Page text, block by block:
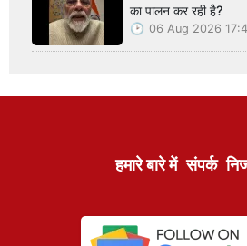
का पालन कर रही है?
06 Aug 2026
हमारे बारे में संपर्क